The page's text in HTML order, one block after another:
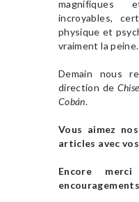
magnifiques
incroyables,
physique et
vraiment la peine.
Demain nous
direction de
Cobán.
Vous aimez
articles avec
Encore